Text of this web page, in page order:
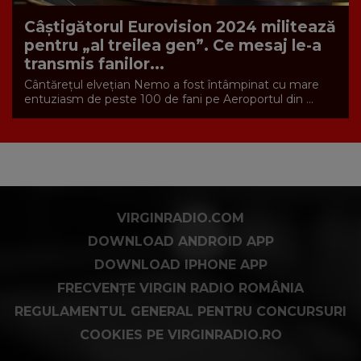
Câștigătorul Eurovision 2024 militează
pentru „al treilea gen”. Ce mesaj le-a
transmis fanilor...
Cântărețul elvețian Nemo a fost întâmpinat cu mare
entuziasm de peste 100 de fani pe Aeroportul din ...
VIRGINRADIO.COM
DOWNLOAD ANDROID APP
DOWNLOAD IPHONE APP
FRECVENȚE VIRGIN RADIO ROMÂNIA
REGULAMENTUL GENERAL PENTRU CONCURSURI
COOKIES PE VIRGINRADIO.RO